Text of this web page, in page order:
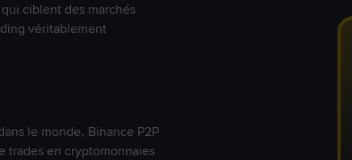
ciblent des marchés
véritablement
le monde, Binance P2P
trades en cryptomonnaies